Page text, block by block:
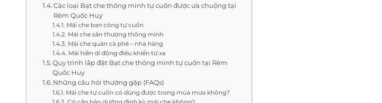
Các loại Bạt che thông minh tự cuốn được ưa chuộng tại
Rèm Quốc Huy
Mái che ban công tự cuốn
Mái che sân thượng thông minh
Mái che quán cà phê – nhà hàng
Mái hiên di động điều khiển từ xa
Quy trình lắp đặt Bạt che thông minh tự cuốn tại Rèm
Quốc Huy
Những câu hỏi thường gặp (FAQs)
Mái che tự cuốn có dùng được trong mùa mưa không?